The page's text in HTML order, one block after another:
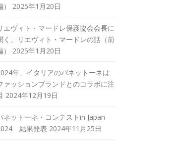
2025年1月20日
エヴィト・マードレ保護協会会長に
く、リエヴィト・マードレの話（前
2025年1月20日
年、イタリアのパネットーネは
ァッションブランドとのコラボに注
2024年12月19日
ネットーネ・コンテストin Japan
結果発表 2024年11月25日